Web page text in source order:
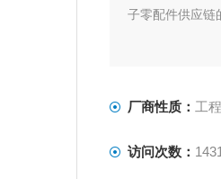
子零配件供应链
厂商性质： 工
访问次数： 1431